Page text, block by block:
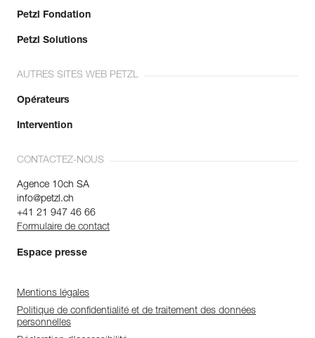
Petzl Fondation
Petzl Solutions
AUTRES SITES WEB PETZL
Opérateurs
Intervention
CONTACTEZ-NOUS
Agence 10ch SA
info@petzl.ch
+41 21 947 46 66
Formulaire de contact
Espace presse
Mentions légales
Politique de confidentialité et de traitement des données
personnelles